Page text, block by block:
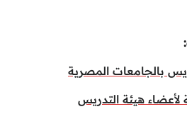
بالجامعات المصرية
هيئة التدريس